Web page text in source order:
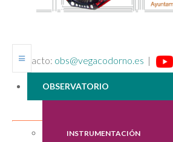
contacto: obs@vegacodorno.es |
OBSERVATORIO
INSTRUMENTACIÓN